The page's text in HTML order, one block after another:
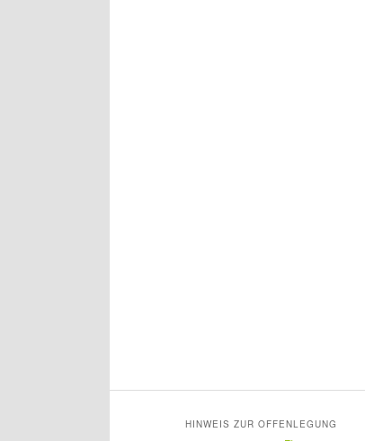
HINWEIS ZUR OFFENLEGUNG